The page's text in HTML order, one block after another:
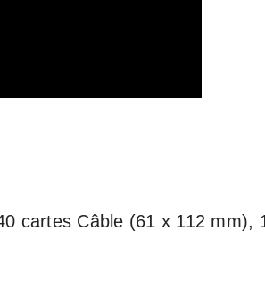
cartes Câble (61 x 112